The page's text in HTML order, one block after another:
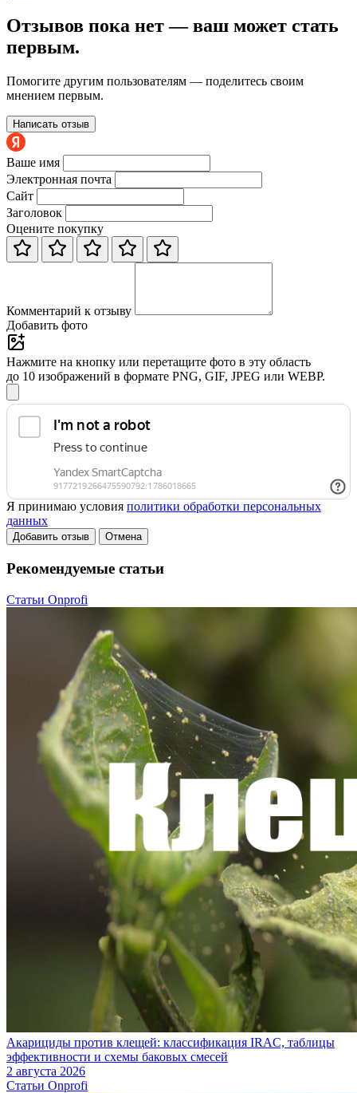
Отзывов пока нет — ваш может стать
первым.
Помогите другим пользователям — поделитесь своим
мнением первым.
Написать отзыв
Ваше имя
Электронная почта
Сайт
Заголовок
Оцените покупку
Комментарий к отзыву
Добавить фото
Нажмите на кнопку или перетащите фото в эту область
до 10 изображений в формате PNG, GIF, JPEG или WEBP.
Я принимаю условия политики обработки персональных
данных
Добавить отзыв Отмена
Рекомендуемые статьи
Статьи Onprofi
Акарициды против клещей: классификация IRAC, таблицы
эффективности и схемы баковых смесей
2 августа 2026
Статьи Onprofi